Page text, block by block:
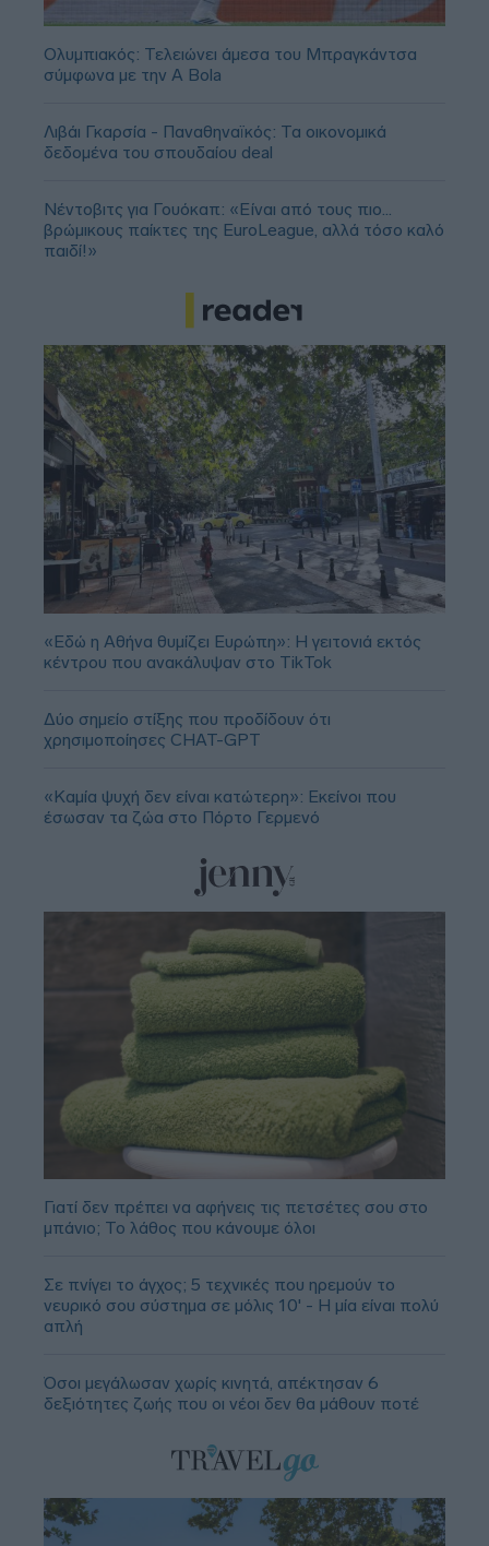
Ολυμπιακός: Τελειώνει άμεσα του Μπραγκάντσα
σύμφωνα με την A Bola
Λιβάι Γκαρσία - Παναθηναϊκός: Τα οικονομικά
δεδομένα του σπουδαίου deal
Νέντοβιτς για Γουόκαπ: «Είναι από τους πιο...
βρώμικους παίκτες της EuroLeague, αλλά τόσο καλό
παιδί!»
«Εδώ η Αθήνα θυμίζει Ευρώπη»: H γειτονιά εκτός
κέντρου που ανακάλυψαν στο TikTok
Δύο σημείο στίξης που προδίδουν ότι
χρησιμοποίησες CHAT-GPT
«Καμία ψυχή δεν είναι κατώτερη»: Εκείνοι που
έσωσαν τα ζώα στο Πόρτο Γερμενό
Γιατί δεν πρέπει να αφήνεις τις πετσέτες σου στο
μπάνιο; Το λάθος που κάνουμε όλοι
Σε πνίγει το άγχος; 5 τεχνικές που ηρεμούν το
νευρικό σου σύστημα σε μόλις 10' - Η μία είναι πολύ
απλή
Όσοι μεγάλωσαν χωρίς κινητά, απέκτησαν 6
δεξιότητες ζωής που οι νέοι δεν θα μάθουν ποτέ